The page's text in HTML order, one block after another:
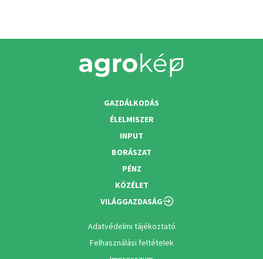
GAZDÁLKODÁS
ÉLELMISZER
INPUT
BORÁSZAT
PÉNZ
KÖZÉLET
VILÁGGAZDASÁG
Adatvédelmi tájékoztató
Felhasználási feltételek